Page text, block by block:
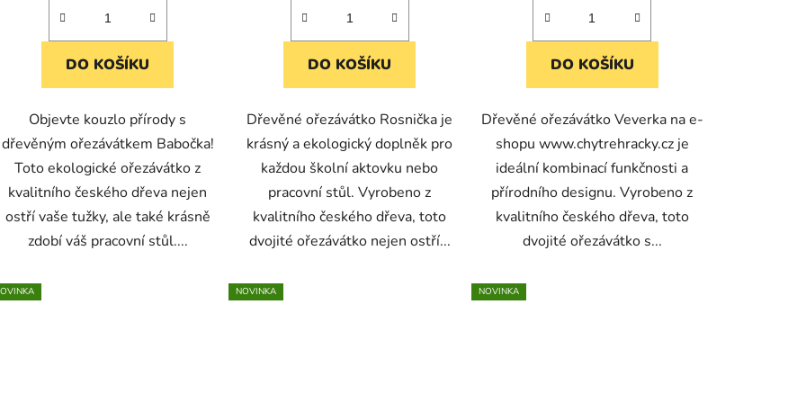
DO KOŠÍKU
Objevte kouzlo přírody s
dřevěným ořezávátkem Babočka!
Toto ekologické ořezávátko z
kvalitního českého dřeva nejen
ostří vaše tužky, ale také krásně
zdobí váš pracovní stůl....
DO KOŠÍKU
Dřevěné ořezávátko Rosnička je
krásný a ekologický doplněk pro
každou školní aktovku nebo
pracovní stůl. Vyrobeno z
kvalitního českého dřeva, toto
dvojité ořezávátko nejen ostří...
DO KOŠÍKU
Dřevěné ořezávátko Veverka na e-
shopu www.chytrehracky.cz je
ideální kombinací funkčnosti a
přírodního designu. Vyrobeno z
kvalitního českého dřeva, toto
dvojité ořezávátko s...
NOVINKA NOVINKA